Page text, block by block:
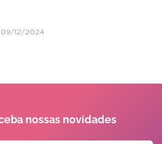
09/12/2024
nossas novidades